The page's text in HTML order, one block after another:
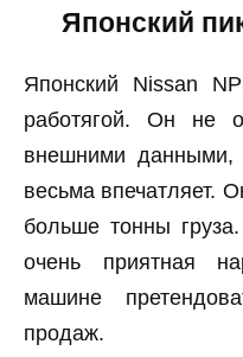
Японский
Японский Nissan
работягой. Он не
внешними данными,
весьма впечатляет.
больше тонны
очень приятная
машине
продаж.